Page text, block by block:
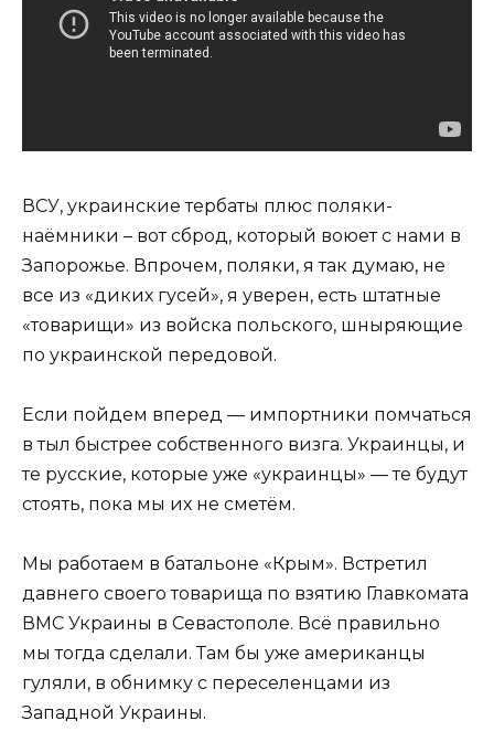
ВСУ, украинские тербаты плюс поляки-
наёмники – вот сброд, который воюет с нами в
Запорожье. Впрочем, поляки, я так думаю, не
все из «диких гусей», я уверен, есть штатные
«товарищи» из войска польского, шныряющие
по украинской передовой.
Если пойдем вперед — импортники помчаться
в тыл быстрее собственного визга. Украинцы, и
те русские, которые уже «украинцы» — те будут
стоять, пока мы их не сметём.
Мы работаем в батальоне «Крым». Встретил
давнего своего товарища по взятию Главкомата
ВМС Украины в Севастополе. Всё правильно
мы тогда сделали. Там бы уже американцы
гуляли, в обнимку с переселенцами из
Западной Украины.